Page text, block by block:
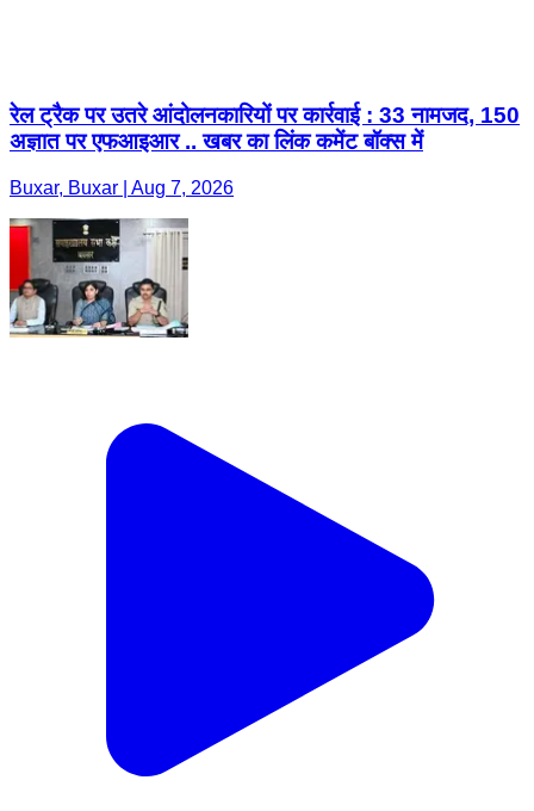
रेल ट्रैक पर उतरे आंदोलनकारियों पर कार्रवाई : 33 नामजद, 150
अज्ञात पर एफआइआर .. खबर का लिंक कमेंट बॉक्स में
Buxar, Buxar | Aug 7, 2026